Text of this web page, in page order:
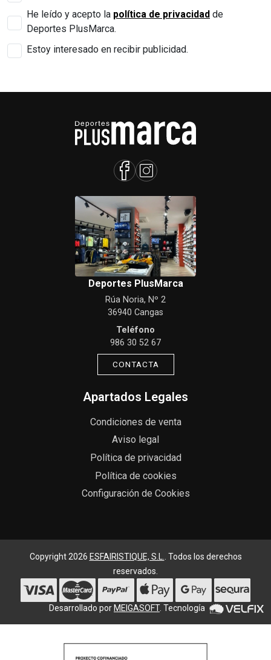
He leído y acepto la política de privacidad de
Deportes PlusMarca.
Estoy interesado en recibir publicidad.
Deportes PlusMarca
Rúa Noria, Nº 2
36940 Cangas
Teléfono
986 30 52 67
CONTACTA
Apartados Legales
Condiciones de venta
Aviso legal
Política de privacidad
Política de cookies
Configuración de Cookies
Copyright 2026 ESFAIRISTIQUE, S.L.. Todos los derechos
reservados.
Desarrollado por MEIGASOFT. Tecnología